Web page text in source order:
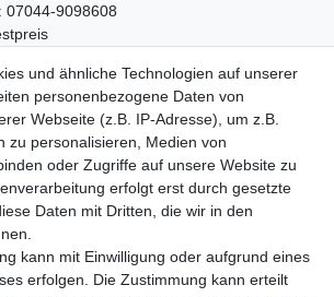
07044-9098608
Daten­schutz­erklärung
und ähnliche Technologien auf unserer
personenbezogene Daten von
Webseite (z.B. IP-Adresse), um z.B.
zu personalisieren, Medien von
oder Zugriffe auf unsere Website zu
erfolgt erst durch gesetzte
Daten mit Dritten, die wir in den
kann mit Einwilligung oder aufgrund eines
erfolgen. Die Zustimmung kann erteilt